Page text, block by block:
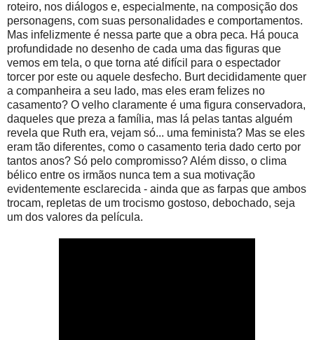
roteiro, nos diálogos e, especialmente, na composição dos
personagens, com suas personalidades e comportamentos.
Mas infelizmente é nessa parte que a obra peca. Há pouca
profundidade no desenho de cada uma das figuras que
vemos em tela, o que torna até difícil para o espectador
torcer por este ou aquele desfecho. Burt decididamente quer
a companheira a seu lado, mas eles eram felizes no
casamento? O velho claramente é uma figura conservadora,
daqueles que preza a família, mas lá pelas tantas alguém
revela que Ruth era, vejam só... uma feminista? Mas se eles
eram tão diferentes, como o casamento teria dado certo por
tantos anos? Só pelo compromisso? Além disso, o clima
bélico entre os irmãos nunca tem a sua motivação
evidentemente esclarecida - ainda que as farpas que ambos
trocam, repletas de um trocismo gostoso, debochado, seja
um dos valores da película.